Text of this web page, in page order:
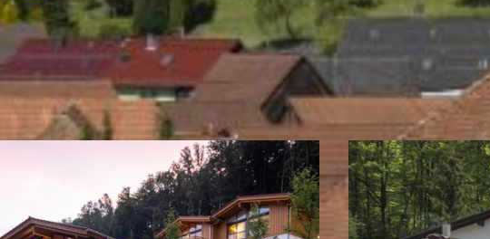
ÜBERNACHTEN
Eigenen Eintrag kostenlos erstellen